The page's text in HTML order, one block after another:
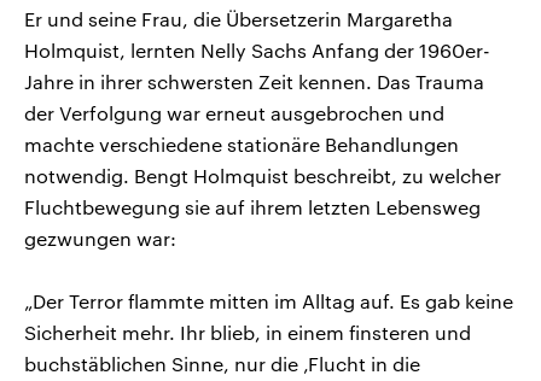
Er und seine Frau, die Übersetzerin Margaretha
Holmquist, lernten Nelly Sachs Anfang der 1960er-
Jahre in ihrer schwersten Zeit kennen. Das Trauma
der Verfolgung war erneut ausgebrochen und
machte verschiedene stationäre Behandlungen
notwendig. Bengt Holmquist beschreibt, zu welcher
Fluchtbewegung sie auf ihrem letzten Lebensweg
gezwungen war:
„Der Terror flammte mitten im Alltag auf. Es gab keine
Sicherheit mehr. Ihr blieb, in einem finsteren und
buchstäblichen Sinne, nur die ‚Flucht in die